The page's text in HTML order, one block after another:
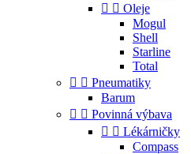
  Oleje
Mogul
Shell
Starline
Total
  Pneumatiky
Barum
  Povinná výbava
  Lékárničky
Compass